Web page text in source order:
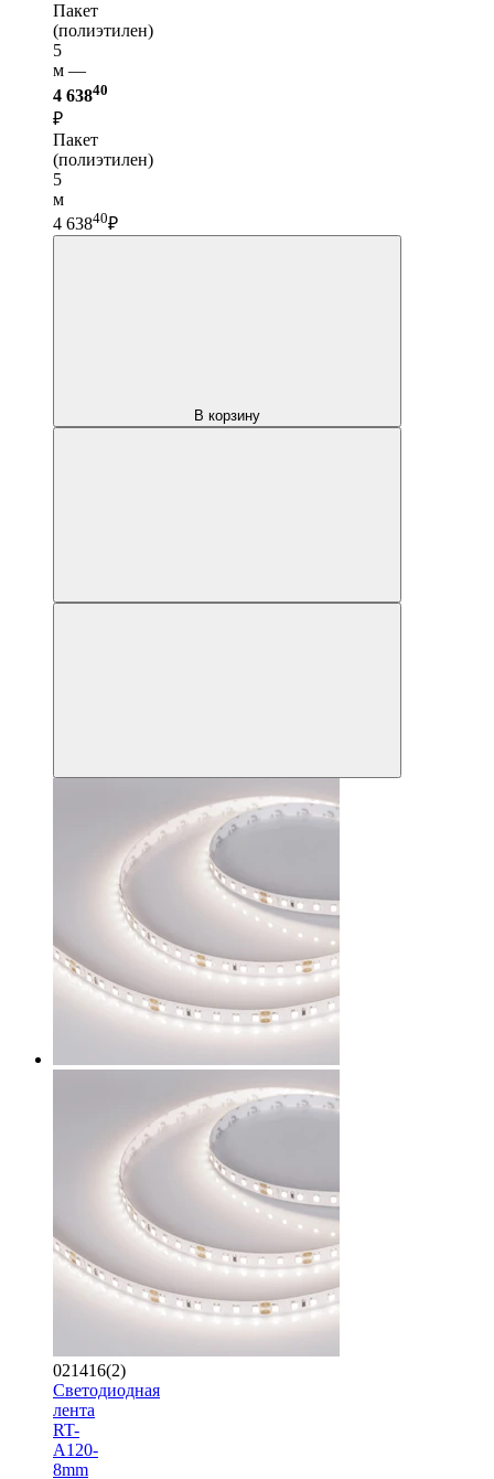
Пакет
(полиэтилен)
5
м —
4 63840
₽
Пакет
(полиэтилен)
5
м
4 63840₽
В корзину
021416(2)
Светодиодная
лента
RT-
A120-
8mm